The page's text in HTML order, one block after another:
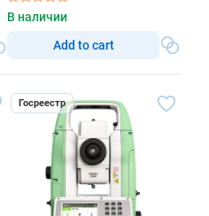
В наличии
Add to cart
Госреестр